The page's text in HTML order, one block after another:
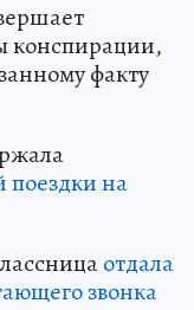
конспирации,
факту
поездки на
отдала
звонка